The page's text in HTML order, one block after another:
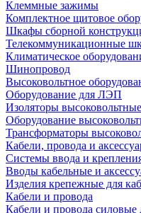
Клеммные зажимы
Комплектное щитовое
Шкафы сборной
Телекоммуникационные
Климатическое
Шинопровод
Высоковольтное
Оборудование для ЛЭП
Изоляторы высоковольтные
Оборудование
Трансформаторы
Кабели, провода и
Системы ввода и
Вводы кабельные и
Изделия крепежные для
Кабели и провода
Кабели и провода силовые